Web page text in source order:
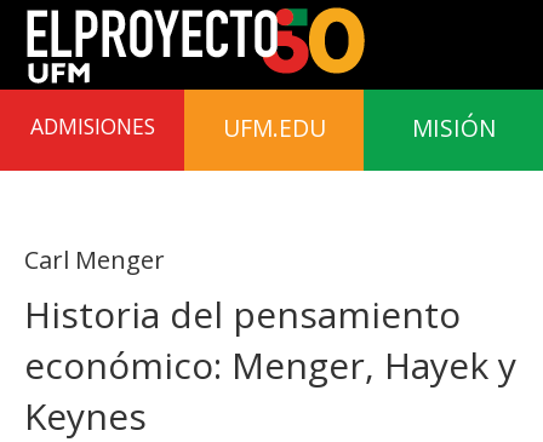
ADMISIONES UFM.EDU MISIÓN
Carl Menger
Historia del pensamiento
económico: Menger, Hayek y
Keynes